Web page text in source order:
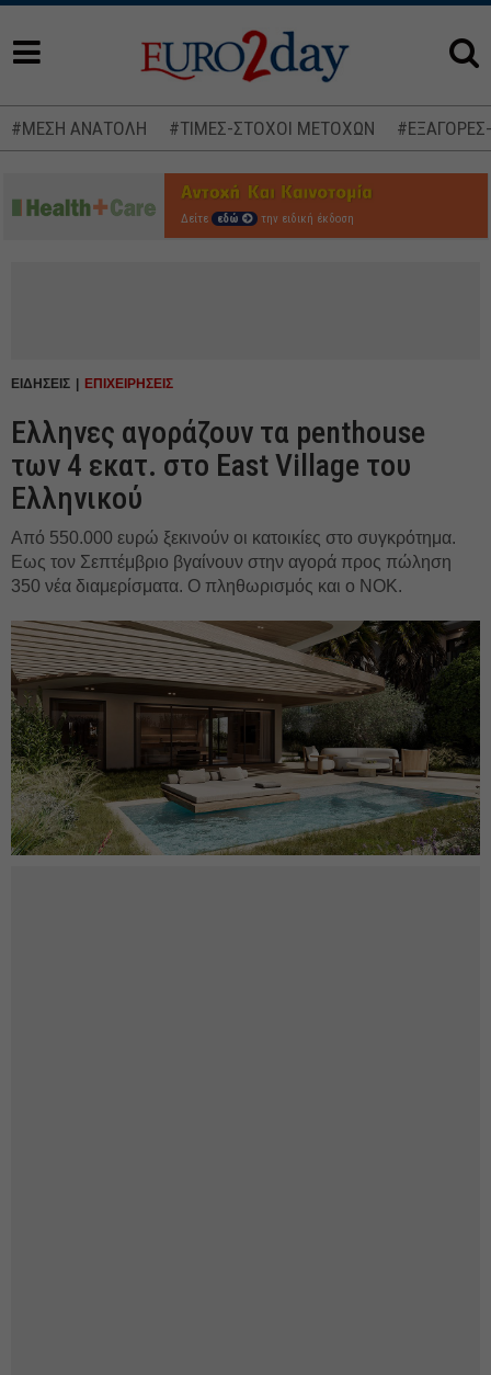
#ΜΕΣΗ ΑΝΑΤΟΛΗ #ΤΙΜΕΣ-ΣΤΟΧΟΙ ΜΕΤΟΧΩΝ
Δείτε εδώ την ειδική έκδοση
ΕΙΔΗΣΕΙΣ ΕΠΙΧΕΙΡΗΣΕΙΣ
Ελληνες αγοράζουν τα penthouse
των 4 εκατ. στο East Village του
Ελληνικού
Από 550.000 ευρώ ξεκινούν οι κατοικίες στο συγκρότημα.
Εως τον Σεπτέμβριο βγαίνουν στην αγορά προς πώληση
350 νέα διαμερίσματα. Ο πληθωρισμός και ο ΝΟΚ.